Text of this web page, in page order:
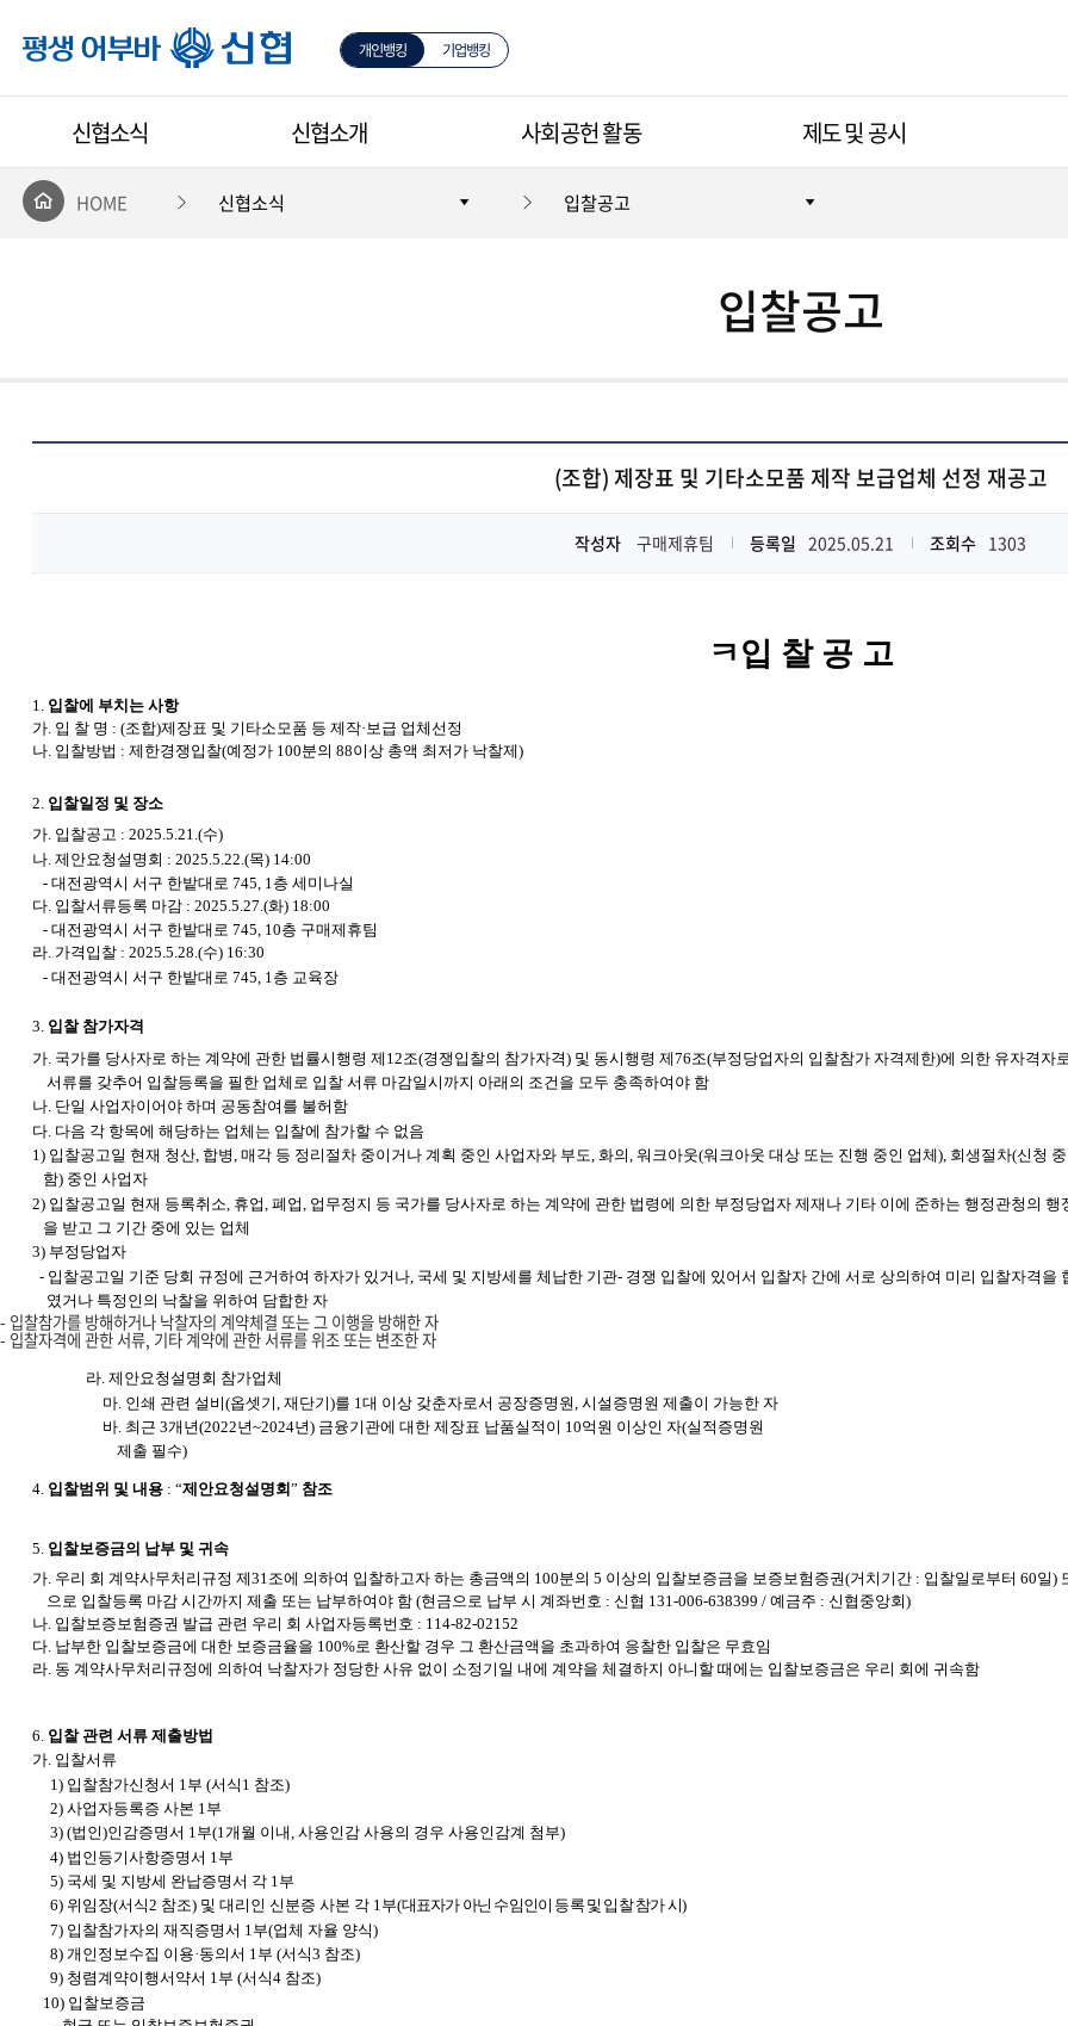
평생 어부바 신협 개인뱅킹 기업뱅킹
신협소식 신협소개 사회공헌 활동 제도 및 공시
HOME 신협소식 입찰공고
입찰공고
(조합) 제장표 및 기타소모품 제작 보급업체 선정 재공고
작성자 구매제휴팀 등록일 2025.05.21 조회수 1303
ㅋ입 찰 공 고
1. 입찰에 부치는 사항
가. 입 찰 명 : (조합)제장표 및 기타소모품 등 제작·보급 업체선정
나. 입찰방법 : 제한경쟁입찰(예정가 100분의 88이상 총액 최저가 낙찰제)
2. 입찰일정 및 장소
가. 입찰공고 : 2025.5.21.(수)
나. 제안요청설명회 : 2025.5.22.(목) 14:00
- 대전광역시 서구 한밭대로 745, 1층 세미나실
다. 입찰서류등록 마감 : 2025.5.27.(화) 18:00
- 대전광역시 서구 한밭대로 745, 10층 구매제휴팀
라. 가격입찰 : 2025.5.28.(수) 16:30
- 대전광역시 서구 한밭대로 745, 1층 교육장
3. 입찰 참가자격
가. 국가를 당사자로 하는 계약에 관한 법률시행령 제12조(경쟁입찰의 참가자격) 및 동시행령 제76조(부정당업자의 입찰참가 자격제한)에 의한 유자격자
서류를 갖추어 입찰등록을 필한 업체로 입찰 서류 마감일시까지 아래의 조건을 모두 충족하여야 함
나. 단일 사업자이어야 하며 공동참여를 불허함
다. 다음 각 항목에 해당하는 업체는 입찰에 참가할 수 없음
1) 입찰공고일 현재 청산, 합병, 매각 등 정리절차 중이거나 계획 중인 사업자와 부도, 화의, 워크아웃(워크아웃 대상 또는 진행 중인 업체), 회생절차(신청
함) 중인 사업자
2) 입찰공고일 현재 등록취소, 휴업, 폐업, 업무정지 등 국가를 당사자로 하는 계약에 관한 법령에 의한 부정당업자 제재나 기타 이에 준하는 행정관청의 행
을 받고 그 기간 중에 있는 업체
3) 부정당업자
- 입찰공고일 기준 당회 규정에 근거하여 하자가 있거나, 국세 및 지방세를 체납한 기관- 경쟁 입찰에 있어서 입찰자 간에 서로 상의하여 미리 입찰자격을
였거나 특정인의 낙찰을 위하여 담합한 자
- 입찰참가를 방해하거나 낙찰자의 계약체결 또는 그 이행을 방해한 자
- 입찰자격에 관한 서류, 기타 계약에 관한 서류를 위조 또는 변조한 자
라. 제안요청설명회 참가업체
마. 인쇄 관련 설비(옵셋기, 재단기)를 1대 이상 갖춘자로서 공장증명원, 시설증명원 제출이 가능한 자
바. 최근 3개년(2022년~2024년) 금융기관에 대한 제장표 납품실적이 10억원 이상인 자(실적증명원
제출 필수)
4. 입찰범위 및 내용 : “제안요청설명회 ” 참조
5. 입찰보증금의 납부 및 귀속
가. 우리 회 계약사무처리규정 제31조에 의하여 입찰하고자 하는 총금액의 100분의 5 이상의 입찰보증금을 보증보험증권(거치기간 : 입찰일로부터 60일)
으로 입찰등록 마감 시간까지 제출 또는 납부하여야 함 (현금으로 납부 시 계좌번호 : 신협 131-006-638399 / 예금주 : 신협중앙회)
나. 입찰보증보험증권 발급 관련 우리 회 사업자등록번호 : 114-82-02152
다. 납부한 입찰보증금에 대한 보증금율을 100%로 환산할 경우 그 환산금액을 초과하여 응찰한 입찰은 무효임
라. 동 계약사무처리규정에 의하여 낙찰자가 정당한 사유 없이 소정기일 내에 계약을 체결하지 아니할 때에는 입찰보증금은 우리 회에 귀속함
6. 입찰 관련 서류 제출방법
가. 입찰서류
1) 입찰참가신청서 1부 (서식1 참조)
2) 사업자등록증 사본 1부
3) (법인)인감증명서 1부(1개월 이내, 사용인감 사용의 경우 사용인감계 첨부)
4) 법인등기사항증명서 1부
5) 국세 및 지방세 완납증명서 각 1부
6) 위임장(서식2 참조) 및 대리인 신분증 사본 각 1부(대표자가 아닌 수임인이 등록 및 입찰 참가 시)
7) 입찰참가자의 재직증명서 1부(업체 자율 양식)
8) 개인정보수집 이용·동의서 1부 (서식3 참조)
9) 청렴계약이행서약서 1부 (서식4 참조)
10) 입찰보증금